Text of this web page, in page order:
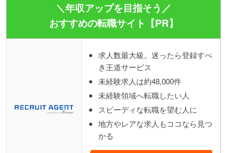
＼年収アップを目指そう／
おすすめの転職サイト【PR】
求人数最大級。迷ったら登録すべ
き王道サービス
未経験求人は約48,000件
未経験領域へ転職したい人
スピーディな転職を望む人に
地方やレアな求人もココなら見つ
かる